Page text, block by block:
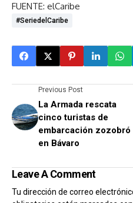
FUENTE: elCaribe
#SeriedelCaribe
Previous Post
La Armada rescata
cinco turistas de
embarcación zozobró
en Bávaro
Leave A Comment
Tu dirección de correo